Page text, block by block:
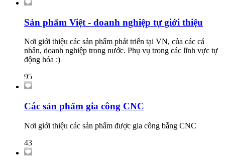
Sản phẩm Việt - doanh nghiệp tự giới thiệu
Nơi giới thiệu các sản phẩm phát triển tại VN, của các cá
nhân, doanh nghiệp trong nước. Phụ vụ trong các lĩnh vực tự
động hóa :)
95
Các sản phẩm gia công CNC
Nơi giới thiệu các sản phẩm được gia công bằng CNC
43